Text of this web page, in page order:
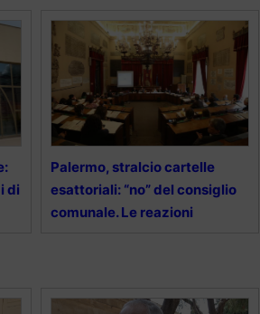
di
Palermo, stralcio cartelle
esattoriali: “no” del consiglio
comunale. Le reazioni